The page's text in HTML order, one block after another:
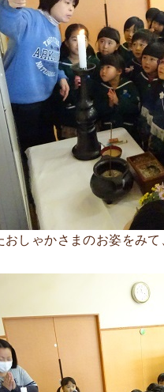
おしゃかさまのお姿をみて